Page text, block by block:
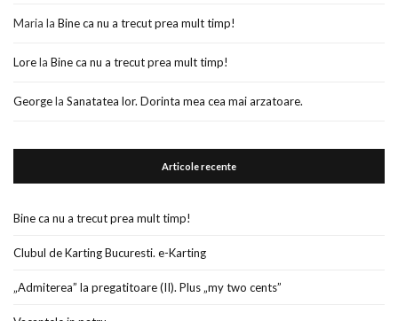
Maria la Bine ca nu a trecut prea mult timp!
Lorela Bine ca nu a trecut prea mult timp!
Georgela Sanatatea lor. Dorinta mea cea mai arzatoare.
Articole recente
Bine ca nu a trecut prea mult timp!
Clubul de Karting Bucuresti. e-Karting
„Admiterea” la pregatitoare (II). Plus „my two cents”